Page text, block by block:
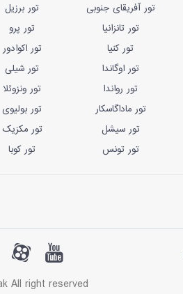
تور آفریقای جنوبی
تور تانزانیا
تور کنیا
تور اوگاندا
تور رواندا
تور ماداگاسکار
تور سیشل
تور تونس
تور برزیل
تور پرو
تور اکوادور
تور شیلی
تور ونزوئلا
تور بولیوی
تور مکزیک
تور کوبا
All right reserved